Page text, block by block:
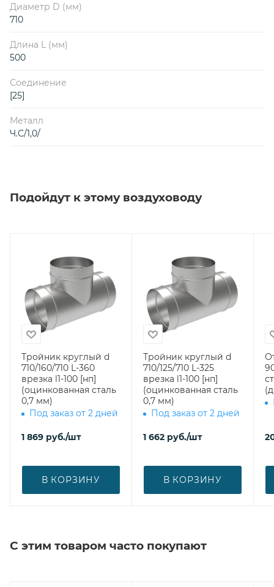
Диаметр D (мм)
710
Длина L (мм)
500
Соединение
[25]
Металл
Ч.С/1,0/
Подойдут к этому воздуховоду
Тройник круглый d
710/160/710 L-360
врезка l1-100 [нп]
(оцинкованная сталь
0,7 мм)
Под заказ от 2 дней
1 869 руб./шт
В КОРЗИНУ
Тройник круглый d
710/125/710 L-325
врезка l1-100 [нп]
(оцинкованная сталь
0,7 мм)
Под заказ от 2 дней
1 662 руб./шт
В КОРЗИНУ
С этим товаром часто покупают